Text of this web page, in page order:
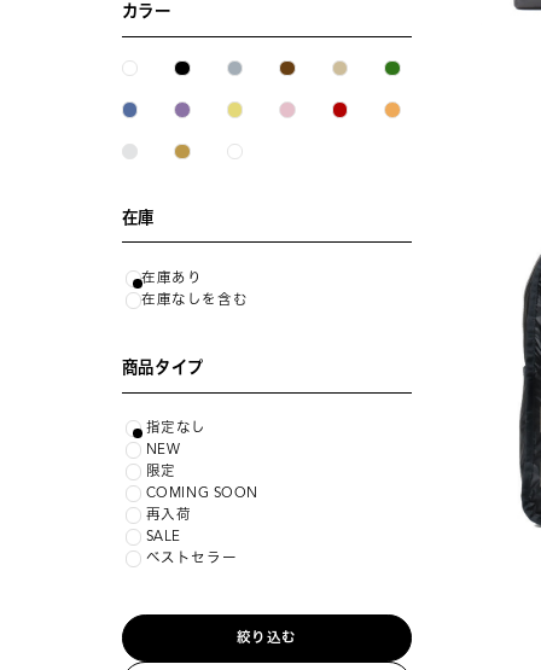
カラー
在庫
在庫あり
在庫なしを含む
商品タイプ
指定なし
NEW
限定
COMING SOON
再入荷
SALE
ベストセラー
絞り込む